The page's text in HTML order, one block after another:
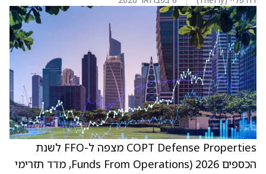
COPT Defense Properties מצפה ל-FFO לשנת
הכספים 2026 (Funds From Operations, מדד תזרימי